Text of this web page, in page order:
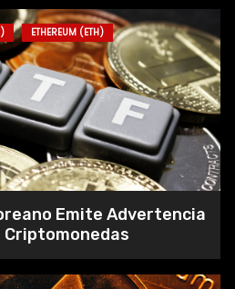
ETHEREUM (ETH)
Emite Advertencia
Criptomonedas